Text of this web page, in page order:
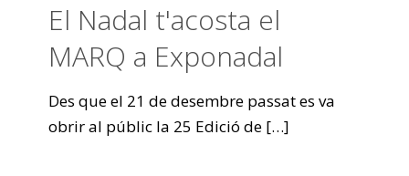
El Nadal t'acosta el
MARQ a Exponadal
Des que el 21 de desembre passat es va
obrir al públic la 25 Edició de […]